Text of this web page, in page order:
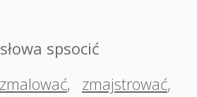
spsocić
zmalować, zmajstrować,